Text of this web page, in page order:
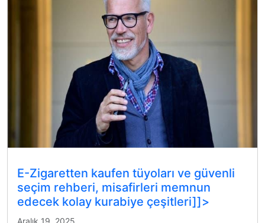
E-Zigaretten kaufen tüyoları ve güvenli
seçim rehberi, misafirleri memnun
edecek kolay kurabiye çeşitleri]]>
Aralık 19, 2025